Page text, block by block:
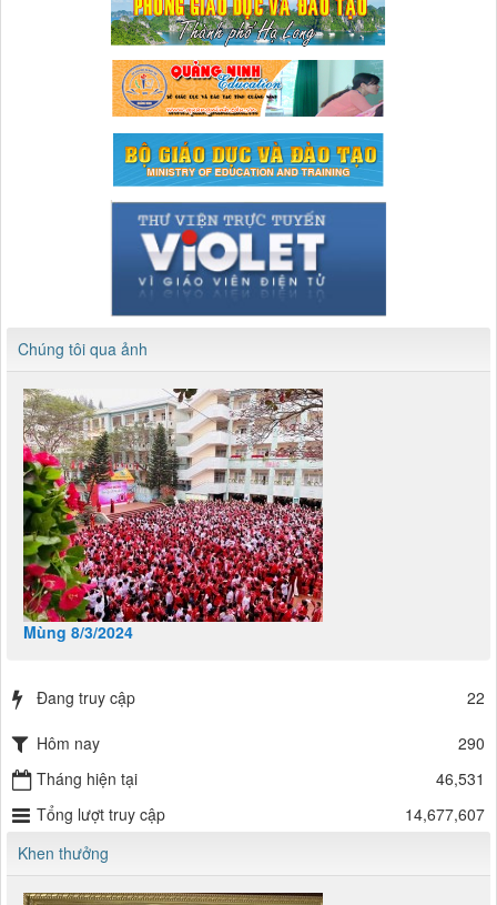
Chúng tôi qua ảnh
Mùng 8/3/2024
Đang truy cập 22
Hôm nay
290
Tháng hiện tại
46,531
Tổng lượt truy cập
14,677,607
Khen thưởng